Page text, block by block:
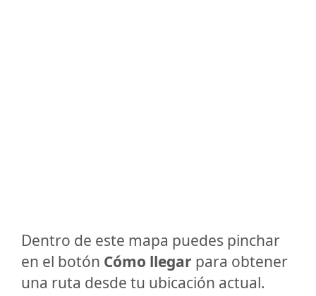
Dentro de este mapa puedes pinchar
en el botón Cómo llegar para obtener
una ruta desde tu ubicación actual.